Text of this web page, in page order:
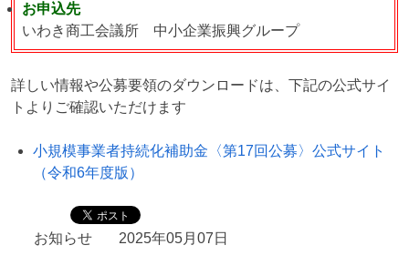
お申込先
いわき商工会議所 中小企業振興グループ
詳しい情報や公募要領のダウンロードは、下記の公式サイ
トよりご確認いただけます
小規模事業者持続化補助金〈第17回公募〉公式サイト
（令和6年度版）
お知らせ 2025年05月07日